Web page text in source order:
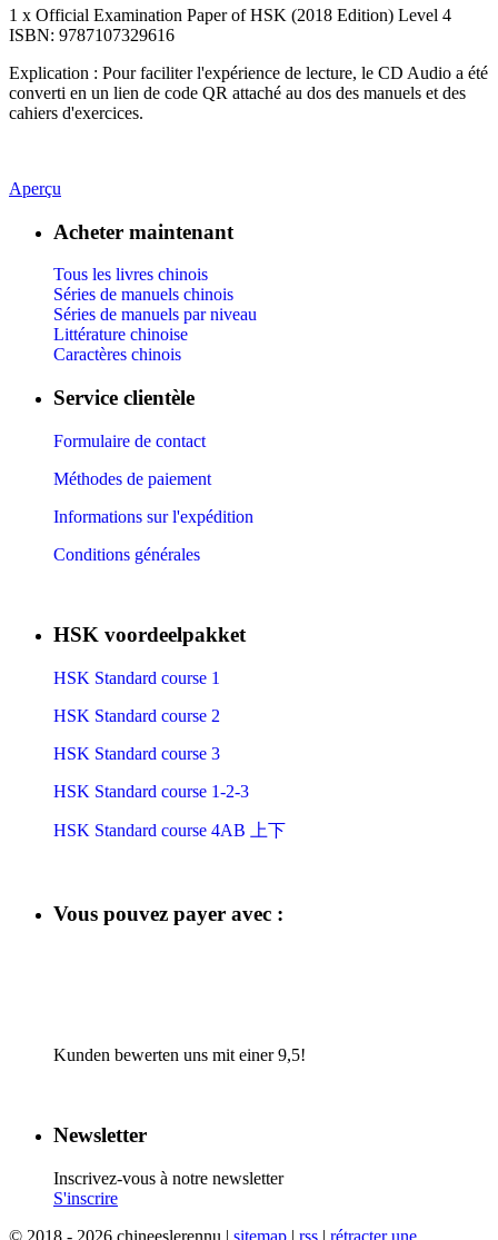
1 x Official Examination Paper of HSK (2018 Edition) Level 4
ISBN: 9787107329616
Explication : Pour faciliter l'expérience de lecture, le CD Audio a été
converti en un lien de code QR attaché au dos des manuels et des
cahiers d'exercices.
Aperçu
Acheter maintenant
Tous les livres chinois
Séries de manuels chinois
Séries de manuels par niveau
Littérature chinoise
Caractères chinois
Service clientèle
Formulaire de contact
Méthodes de paiement
Informations sur l'expédition
Conditions générales
HSK voordeelpakket
HSK Standard course 1
HSK Standard course 2
HSK Standard course 3
HSK Standard course 1-2-3
HSK Standard course 4AB 上下
Vous pouvez payer avec :
Kunden bewerten uns mit einer 9,5!
Newsletter
Inscrivez-vous à notre newsletter
S'inscrire
© 2018 - 2026 chineeslerennu | sitemap | rss | rétracter une